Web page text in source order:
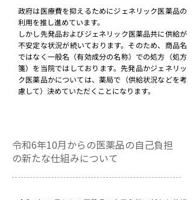
政府は医療費を抑えるためにジェネリック医薬品の
利用を推し進めています。
しかし先発品およびジェネリック医薬品共に供給が
不安定な状況が続いております。そのため、商品名
ではなく一般名（有効成分の名称）での処方（処方
箋）を当院ではしております。先発品かジェネリッ
ク医薬品かについては、薬局で（供給状況などを考
慮して）決めていただくことになります。
令和6年10月からの医薬品の自己負担
の新たな仕組みについて